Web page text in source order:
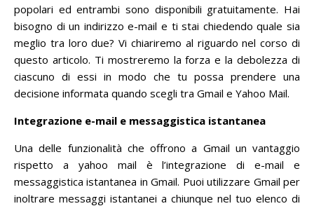
popolari ed entrambi sono disponibili gratuitamente. Hai
bisogno di un indirizzo e-mail e ti stai chiedendo quale sia
meglio tra loro due?Vi chiariremo al riguardo nel corso di
questo articolo. Ti mostreremo la forza e la debolezza di
ciascuno di essi in modo che tu possa prendere una
decisione informata quando scegli tra Gmail e Yahoo Mail.
Integrazione e-mail e messaggistica istantanea
Una delle funzionalità che offrono a Gmail un vantaggio
rispetto a yahoo mail è l’integrazione di e-mail e
messaggistica istantanea in Gmail. Puoi utilizzare Gmail per
inoltrare messaggi istantanei a chiunque nel tuo elenco di